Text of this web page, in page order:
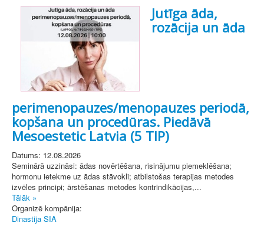
Jutīga āda,
rozācija un āda
perimenopauzes/menopauzes periodā,
kopšana un procedūras. Piedāvā
Mesoestetic Latvia (5 TIP)
Datums: 12.08.2026
Seminārā uzzināsi: ādas novērtēšana, risinājumu piemeklēšana;
hormonu ietekme uz ādas stāvokli; atbilstošas terapijas metodes
izvēles principi; ārstēšanas metodes kontrindikācijas,...
Tālāk »
Organizē kompānija:
Dinastija SIA